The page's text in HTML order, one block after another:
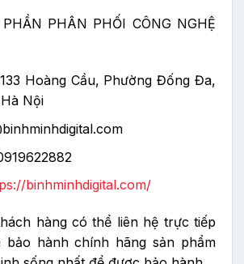
PHÂN PHỐI CÔNG NGHỆ
Hoàng Cầu, Phường Đống Đa,
Nội
binhminhdigital.com/
hàng có thể liên hệ trực tiếp
bảo hành chính hãng sản phẩm